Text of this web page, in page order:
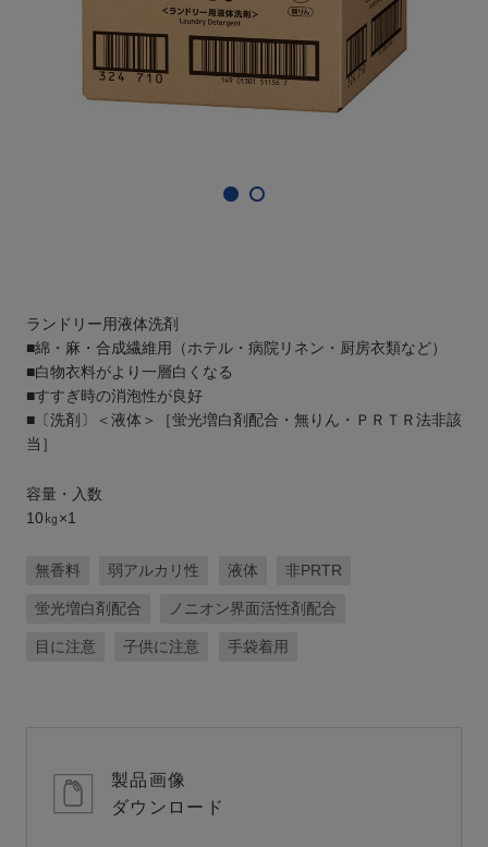
ランドリー用液体洗剤
■綿・麻・合成繊維用（ホテル・病院リネン・厨房衣類など）
■白物衣料がより一層白くなる
■すすぎ時の消泡性が良好
■〔洗剤〕＜液体＞［蛍光増白剤配合・無りん・ＰＲＴＲ法非該
当］
容量・入数
10㎏×1
無香料 弱アルカリ性 液体 非PRTR
蛍光増白剤配合 ノニオン界面活性剤配合
目に注意 子供に注意 手袋着用
製品画像
ダウンロード